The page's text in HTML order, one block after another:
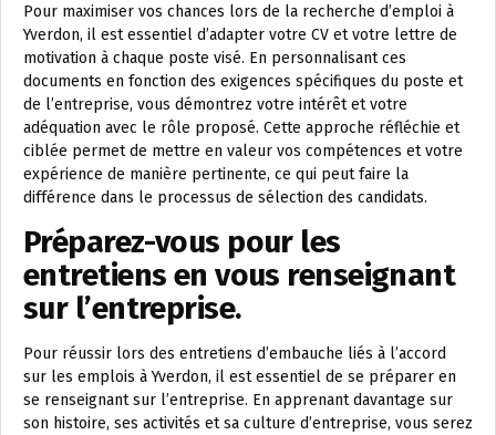
Pour maximiser vos chances lors de la recherche d’emploi à
Yverdon, il est essentiel d’adapter votre CV et votre lettre de
motivation à chaque poste visé. En personnalisant ces
documents en fonction des exigences spécifiques du poste et
de l’entreprise, vous démontrez votre intérêt et votre
adéquation avec le rôle proposé. Cette approche réfléchie et
ciblée permet de mettre en valeur vos compétences et votre
expérience de manière pertinente, ce qui peut faire la
différence dans le processus de sélection des candidats.
Préparez-vous pour les
entretiens en vous renseignant
sur l’entreprise.
Pour réussir lors des entretiens d’embauche liés à l’accord
sur les emplois à Yverdon, il est essentiel de se préparer en
se renseignant sur l’entreprise. En apprenant davantage sur
son histoire, ses activités et sa culture d’entreprise, vous serez